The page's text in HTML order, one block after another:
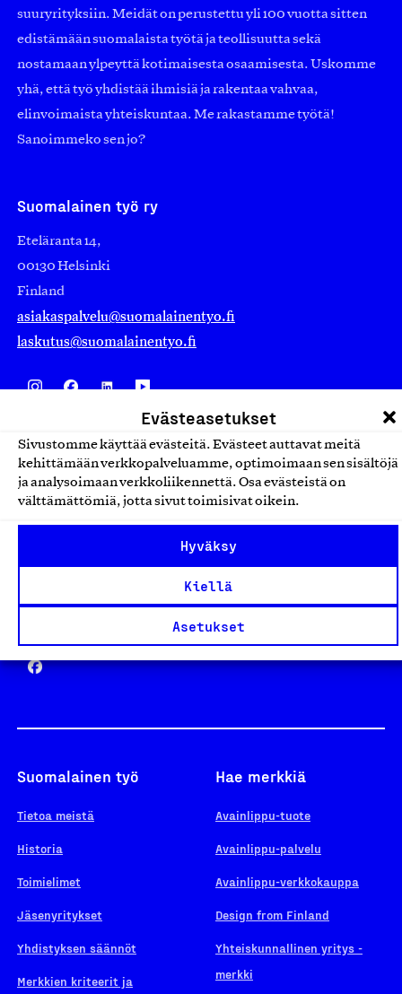
Evästeasetukset
Sivustomme käyttää evästeitä. Evästeet auttavat meitä
kehittämään verkkopalveluamme, optimoimaan sen sisältöjä
ja analysoimaan verkkoliikennettä. Osa evästeistä on
välttämättömiä, jotta sivut toimisivat oikein.
Hyväksy
Kiellä
Asetukset
suuryrityksiin. Meidät on perustettu yli 100 vuotta sitten
edistämään suomalaista työtä ja teollisuutta sekä
nostamaan ylpeyttä kotimaisesta osaamisesta. Uskomme
yhä, että työ yhdistää ihmisiä ja rakentaa vahvaa,
elinvoimaista yhteiskuntaa. Me rakastamme työtä!
Sanoimmeko sen jo?
Suomalainen työ ry
Eteläranta 14,
00130 Helsinki
Finland
asiakaspalvelu@suomalainentyo.fi
laskutus@suomalainentyo.fi
Avainlippu
Yhteiskunnallinen Yritys -merkki
Suomalainen työ
Tietoa meistä
Historia
Toimielimet
Jäsenyritykset
Yhdistyksen säännöt
Merkkien kriteerit ja
Hae merkkiä
Avainlippu-tuote
Avainlippu-palvelu
Avainlippu-verkkokauppa
Design from Finland
Yhteiskunnallinen yritys -
merkki